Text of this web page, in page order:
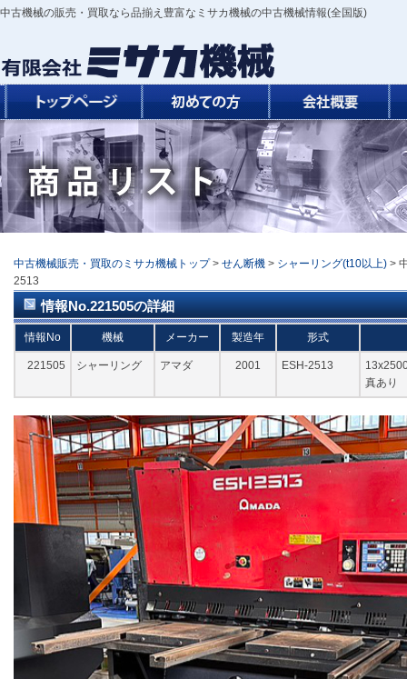
中古機械の販売・買取なら品揃え豊富なミサカ機械の中古機械情報(全国版)
中古機械販売・買取のミサカ機械トップ > せん断機 > シャーリング(t10以上) >
2513
情報No.221505の詳細
情報No 機械 メーカー 製造年 形式
221505 シャーリング アマダ 2001 ESH-2513
真あり